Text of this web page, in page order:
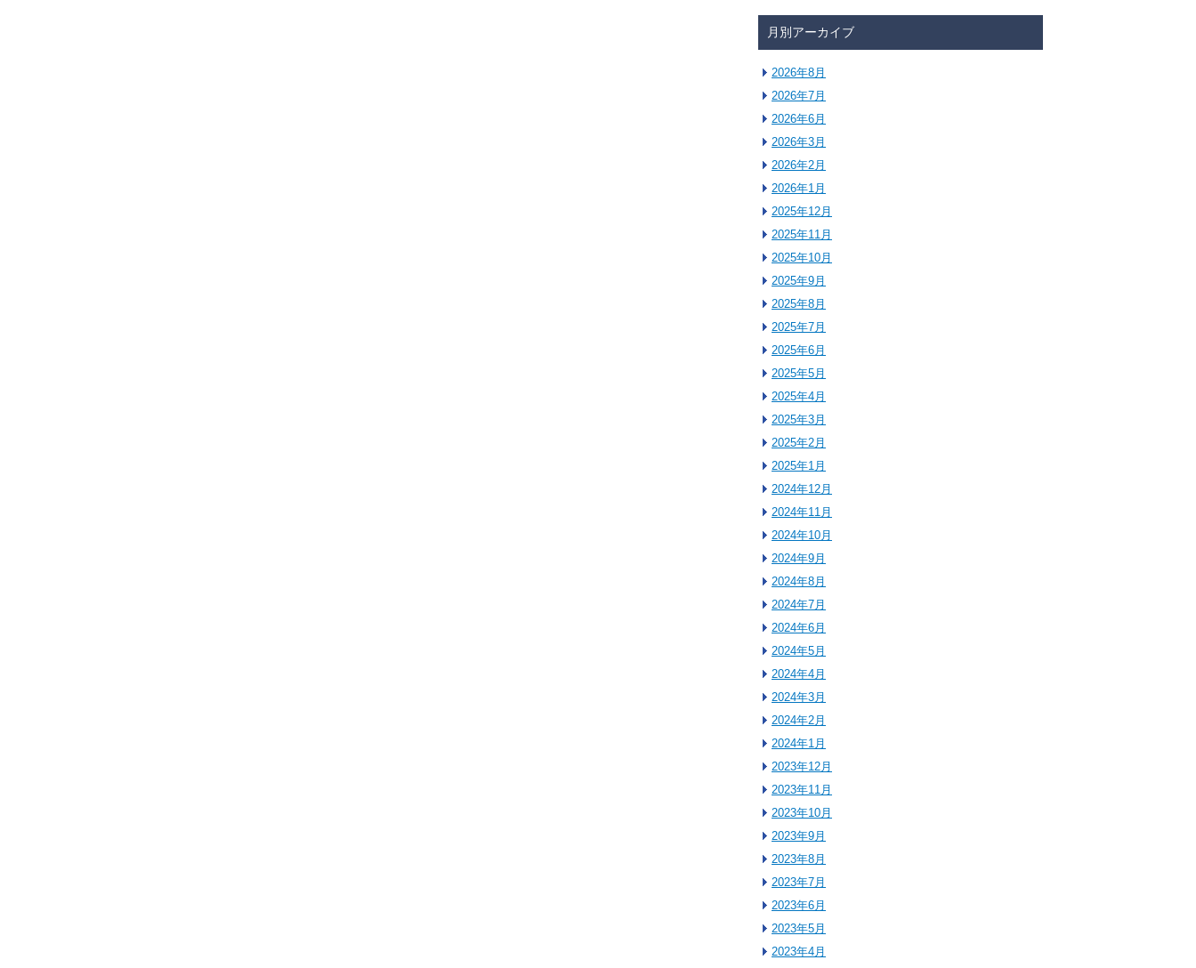
月別アーカイブ
2026年8月
2026年7月
2026年6月
2026年3月
2026年2月
2026年1月
2025年12月
2025年11月
2025年10月
2025年9月
2025年8月
2025年7月
2025年6月
2025年5月
2025年4月
2025年3月
2025年2月
2025年1月
2024年12月
2024年11月
2024年10月
2024年9月
2024年8月
2024年7月
2024年6月
2024年5月
2024年4月
2024年3月
2024年2月
2024年1月
2023年12月
2023年11月
2023年10月
2023年9月
2023年8月
2023年7月
2023年6月
2023年5月
2023年4月